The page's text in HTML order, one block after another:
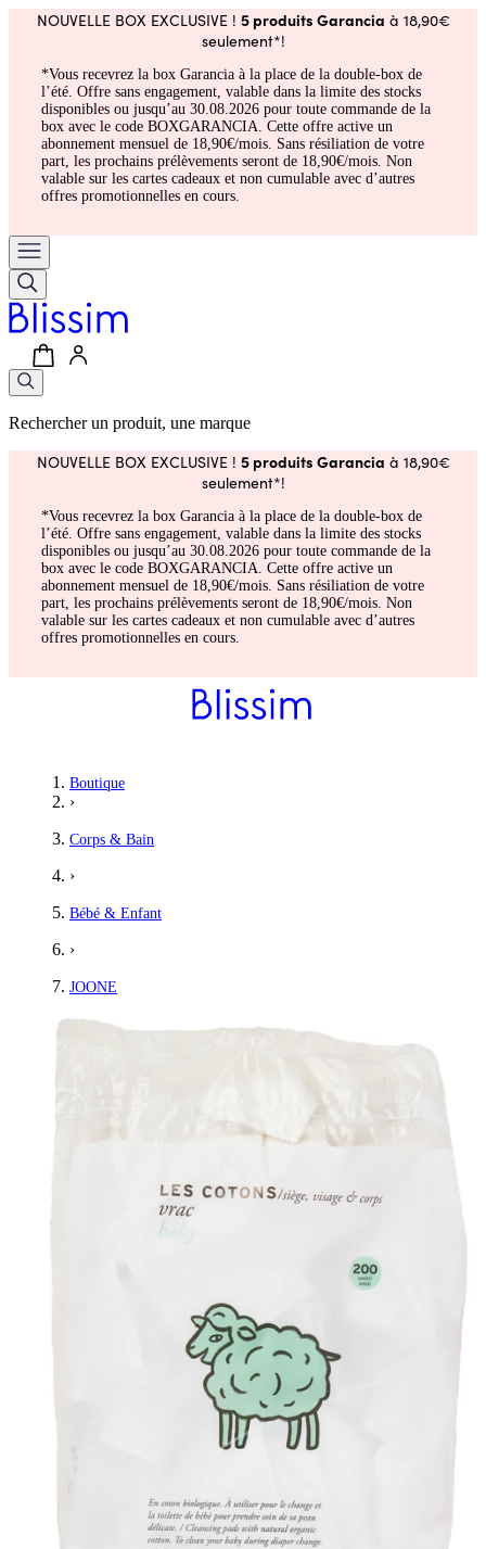
NOUVELLE BOX EXCLUSIVE ! 5 produits Garancia à 18,90€
seulement*!
*Vous recevrez la box Garancia à la place de la double-box de
l’été. Offre sans engagement, valable dans la limite des stocks
disponibles ou jusqu’au 30.08.2026 pour toute commande de la
box avec le code BOXGARANCIA. Cette offre active un
abonnement mensuel de 18,90€/mois. Sans résiliation de votre
part, les prochains prélèvements seront de 18,90€/mois. Non
valable sur les cartes cadeaux et non cumulable avec d’autres
offres promotionnelles en cours.
Rechercher un produit, une marque
NOUVELLE BOX EXCLUSIVE ! 5 produits Garancia à 18,90€
seulement*!
*Vous recevrez la box Garancia à la place de la double-box de
l’été. Offre sans engagement, valable dans la limite des stocks
disponibles ou jusqu’au 30.08.2026 pour toute commande de la
box avec le code BOXGARANCIA. Cette offre active un
abonnement mensuel de 18,90€/mois. Sans résiliation de votre
part, les prochains prélèvements seront de 18,90€/mois. Non
valable sur les cartes cadeaux et non cumulable avec d’autres
offres promotionnelles en cours.
Boutique
›
Corps & Bain
›
Bébé & Enfant
›
JOONE